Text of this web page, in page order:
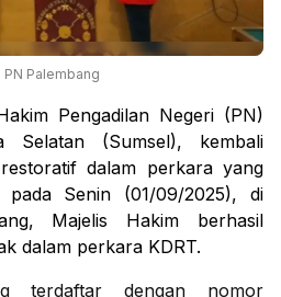
PN Palembang
Pengadilan Negeri (PN)
Selatan (Sumsel), kembali
dalam perkara yang
pada Senin (01/09/2025), di
Majelis Hakim berhasil
dalam perkara KDRT.
terdaftar dengan nomor